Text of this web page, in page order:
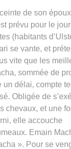
de son
prévu pour le
(habitants
se vante, et
vite que les
sommée de
un délai, compte
Obligée de
chevaux, et une
elle accouche
Emain
». Pour se